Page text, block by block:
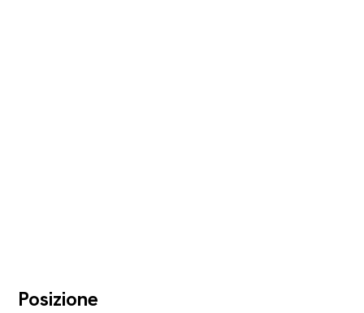
Posizione